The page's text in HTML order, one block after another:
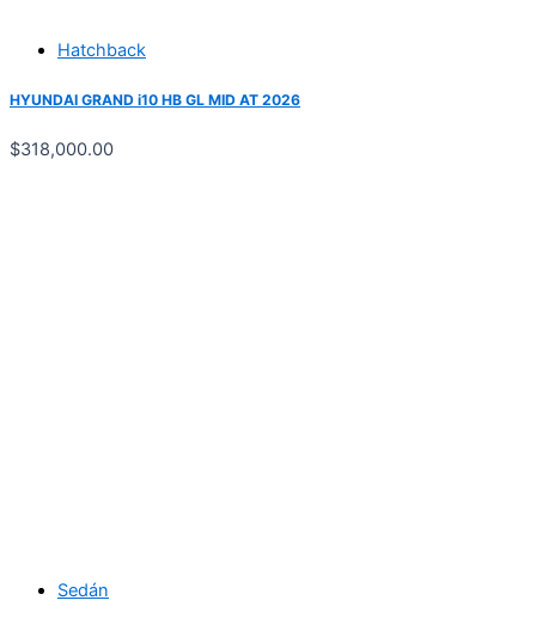
Hatchback
HYUNDAI GRAND i10 HB GL MID AT 2026
$318,000.00
Sedán